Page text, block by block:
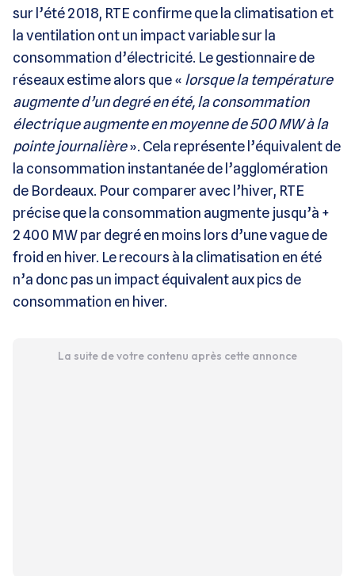
sur l’été 2018, RTE confirme que la climatisation et
la ventilation ont un impact variable sur la
consommation d’électricité. Le gestionnaire de
réseaux estime alors que « lorsque la température
augmente d’un degré en été, la consommation
électrique augmente en moyenne de 500 MW à la
pointe journalière». Cela représente l’équivalent de
la consommation instantanée de l’agglomération
de Bordeaux. Pour comparer avec l’hiver, RTE
précise que la consommation augmente jusqu’à +
2 400 MW par degré en moins lors d’une vague de
froid en hiver. Le recours à la climatisation en été
n’a donc pas un impact équivalent aux pics de
consommation en hiver.
La suite de votre contenu après cette annonce